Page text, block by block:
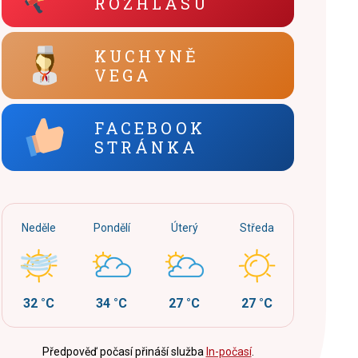
KUCHYNĚ
VEGA
FACEBOOK
STRÁNKA
Neděle
32 °C
Pondělí
34 °C
Úterý
27 °C
Středa
27 °C
Předpověď počasí přináší služba In-počasí.